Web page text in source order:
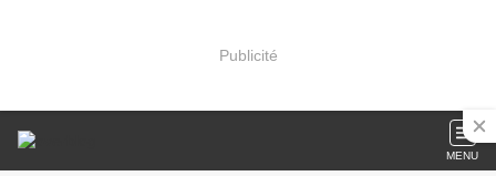
Publicité
MENU